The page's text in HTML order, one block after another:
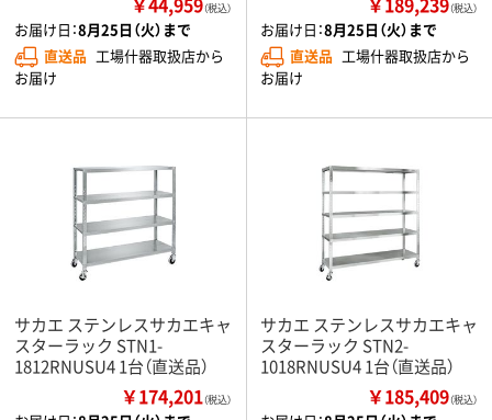
（税込）
お届け日：8月25日（火）まで
直送品 工場什器取扱店から
お届け
（税込）
お届け日：8月25日（火）まで
直送品 工場什器取扱店から
お届け
サカエ ステンレスサカエキャ
スターラック STN1-
1812RNUSU4 1台（直送品）
￥174,201（税込）
サカエ ステンレスサカエキャ
スターラック STN2-
1018RNUSU4 1台（直送品）
￥185,409（税込）